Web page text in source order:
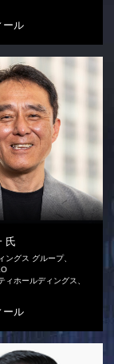
ール
氏
ングス グループ、
ィホールディングス、
ール